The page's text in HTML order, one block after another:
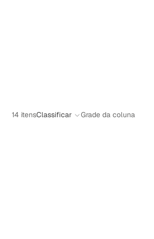
14 itensClassificar
Grade da coluna